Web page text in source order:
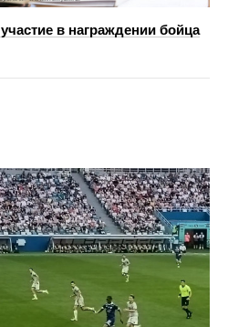
в награждении бойца